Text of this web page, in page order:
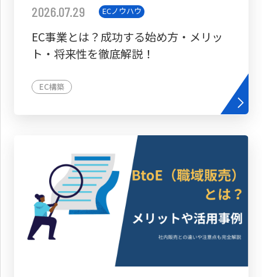
2026.07.29 ECノウハウ
EC事業とは？成功する始め方・メリッ
ト・将来性を徹底解説！
EC構築